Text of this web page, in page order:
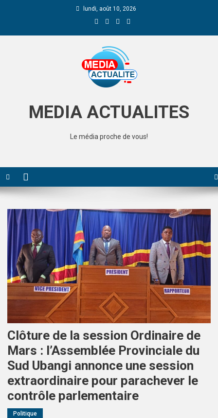
lundi, août 10, 2026
MEDIA ACTUALITES
Le média proche de vous!
Clôture de la session Ordinaire de
Mars : l’Assemblée Provinciale du
Sud Ubangi annonce une session
extraordinaire pour parachever le
contrôle parlementaire
Politique